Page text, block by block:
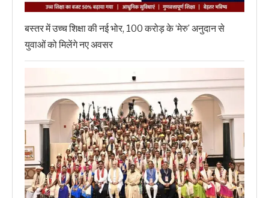
बस्तर में उच्च शिक्षा की नई भोर, 100 करोड़ के ‘मेरु’ अनुदान से
युवाओं को मिलेंगे नए अवसर